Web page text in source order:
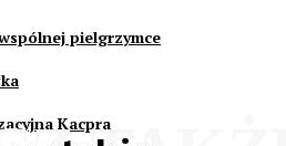
pielgrzymce
Kacpra